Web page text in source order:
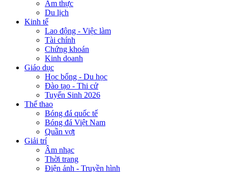
Ẩm thực
Du lịch
Kinh tế
Lao động - Việc làm
Tài chính
Chứng khoán
Kinh doanh
Giáo dục
Học bổng - Du học
Đào tạo - Thi cử
Tuyển Sinh 2026
Thể thao
Bóng đá quốc tế
Bóng đá Việt Nam
Quần vợt
Giải trí
Âm nhạc
Thời trang
Điện ảnh - Truyền hình